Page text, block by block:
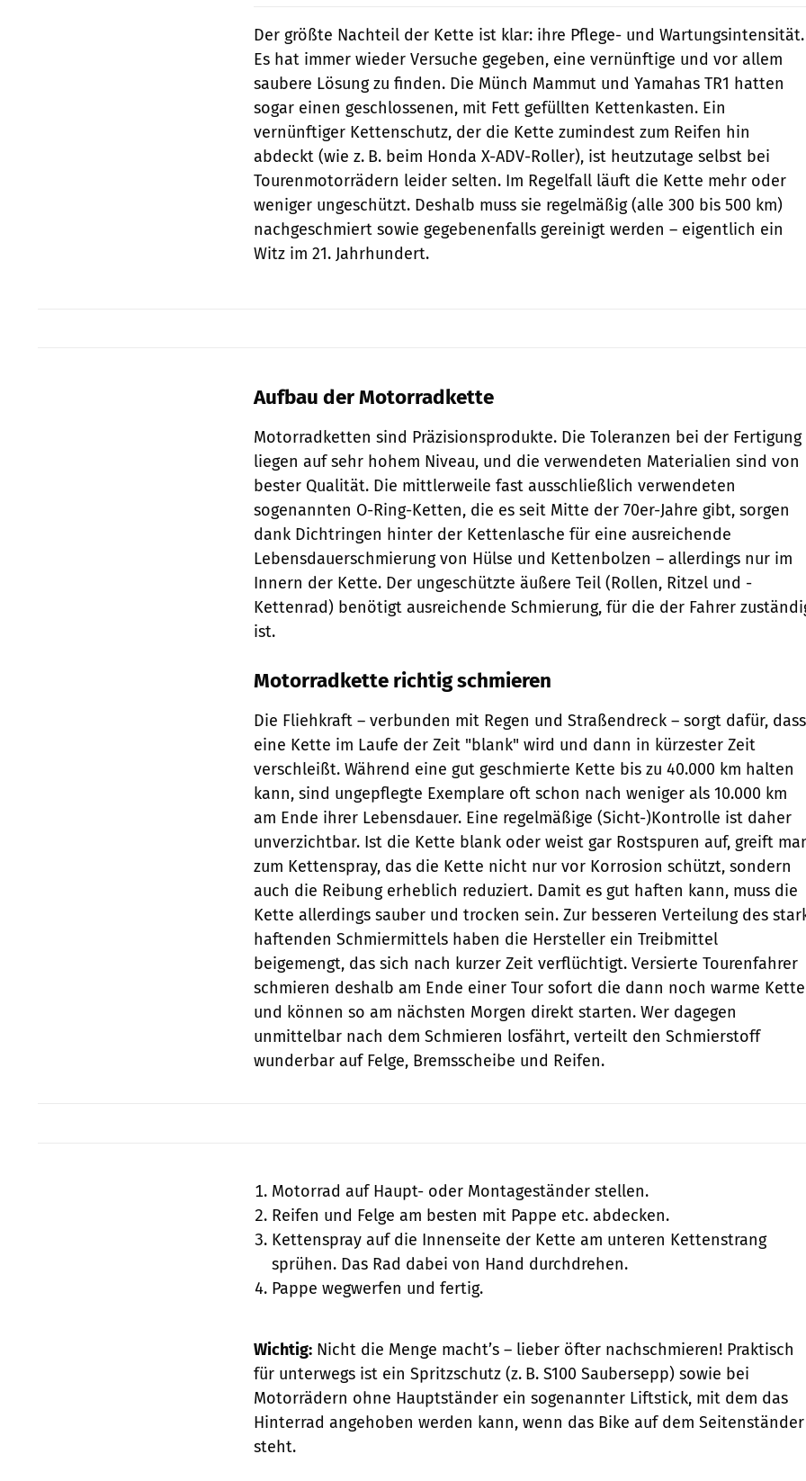
Der größte Nachteil der Kette ist klar: ihre Pflege- und Wartungsintensität.
Es hat immer wieder Versuche gegeben, eine vernünftige und vor allem
saubere Lösung zu finden. Die Münch Mammut und Yamahas TR1 hatten
sogar einen geschlossenen, mit Fett gefüllten Kettenkasten. Ein
vernünftiger Kettenschutz, der die Kette zumindest zum Reifen hin
abdeckt (wie z. B. beim Honda X-ADV-Roller), ist heutzutage selbst bei
Tourenmotorrädern leider selten. Im Regelfall läuft die Kette mehr oder
weniger ungeschützt. Deshalb muss sie ­regelmäßig (alle 300 bis 500 km)
nachgeschmiert sowie gegebenenfalls gereinigt werden – eigentlich ein
Witz im 21. Jahrhundert.
Aufbau der Motorradkette
Motorradketten sind Präzisionsprodukte. Die Toleranzen bei der Fertigung
liegen auf sehr hohem Niveau, und die verwendeten Materialien sind von
bester Qualität. Die mittlerweile fast ausschließlich verwendeten
sogenannten O-Ring-Ketten, die es seit Mitte der 70er-Jahre gibt, ­sorgen
dank Dichtringen hinter der Ket­ten­lasche für eine ausreichende
Lebensdauerschmie­rung von Hülse und Kettenbolzen – allerdings nur im
Innern der Kette. Der ungeschützte äußere Teil (Rollen, Ritzel und ­
Kettenrad) benötigt ausreichende Schmierung, für die der Fahrer
ist.
Motorradkette richtig schmieren
Die Fliehkraft – verbunden mit Regen und Straßendreck – sorgt dafür, dass
eine Kette im Laufe der Zeit "blank" wird und dann in kürzester Zeit
verschleißt. Während eine gut geschmierte Kette bis zu 40.000 km halten
kann, sind ungepflegte Exemplare oft schon nach weniger als 10.000 km
am Ende ihrer Lebensdauer. Eine regelmäßige (Sicht-)Kontrolle ist daher
unverzichtbar. Ist die Kette blank oder weist gar Rostspuren auf, greift
zum Kettenspray, das die Kette nicht nur vor Korrosion schützt, sondern
auch die Reibung erheblich reduziert. Damit es gut haften kann, muss die
Kette allerdings sauber und trocken sein. Zur besseren Verteilung des
haftenden Schmiermittels haben die Hersteller ein Treibmittel
beigemengt, das sich nach kurzer Zeit verflüchtigt. Versierte Tourenfahrer
schmieren deshalb am Ende einer Tour sofort die dann noch warme Kette
und können so am nächsten Morgen direkt starten. Wer dagegen
unmittelbar nach dem Schmieren losfährt, verteilt den Schmierstoff
wunderbar auf Felge, Bremsscheibe und Reifen.
Motorrad auf Haupt- oder Montageständer stellen.
Reifen und Felge am besten mit Pappe etc. abdecken.
Kettenspray auf die Innenseite der Kette am unteren Kettenstrang
sprühen. Das Rad dabei von Hand durchdrehen.
Pappe wegwerfen und fertig.
Wichtig: Nicht die Menge macht’s – lieber öfter nachschmieren! Praktisch
für unterwegs ist ein Spritzschutz (z. B. S100 Saubersepp) sowie bei
Motorrädern ohne Hauptständer ein sogenannter Liftstick, mit dem das
Hinterrad angehoben werden kann, wenn das Bike auf dem Seitenständer
steht.